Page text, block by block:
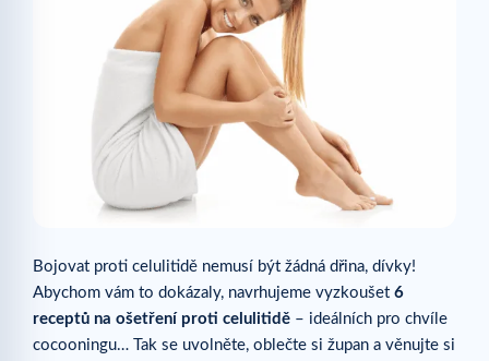
Bojovat proti celulitidě nemusí být žádná dřina, dívky!
Abychom vám to dokázaly, navrhujeme vyzkoušet 6
receptů na ošetření proti celulitidě – ideálních pro chvíle
cocooningu… Tak se uvolněte, oblečte si župan a věnujte si